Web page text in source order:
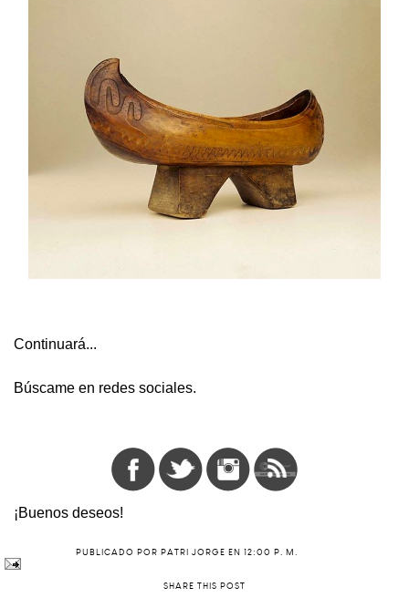
Continuará...
Búscame en redes sociales.
¡Buenos deseos!
PUBLICADO POR PATRI JORGE EN 12:00 P. M.
SHARE THIS POST